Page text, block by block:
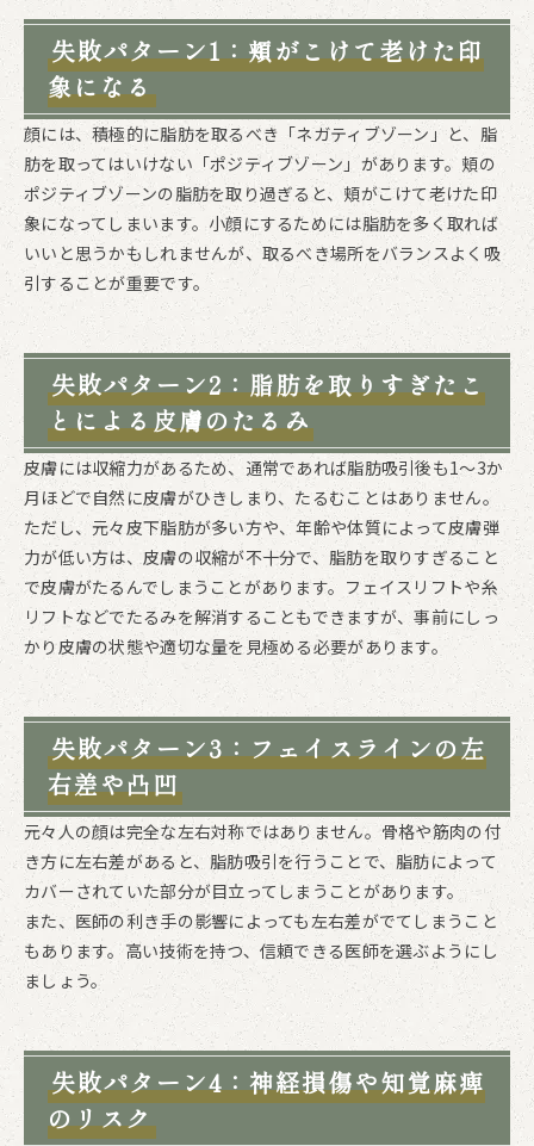
失敗パターン1：頬がこけて老けた印
象になる
顔には、積極的に脂肪を取るべき「ネガティブゾーン」と、脂
肪を取ってはいけない「ポジティブゾーン」があります。頬の
ポジティブゾーンの脂肪を取り過ぎると、頬がこけて老けた印
象になってしまいます。小顔にするためには脂肪を多く取れば
いいと思うかもしれませんが、取るべき場所をバランスよく吸
引することが重要です。
失敗パターン2：脂肪を取りすぎたこ
とによる皮膚のたるみ
皮膚には収縮力があるため、通常であれば脂肪吸引後も1～3か
月ほどで自然に皮膚がひきしまり、たるむことはありません。
ただし、元々皮下脂肪が多い方や、年齢や体質によって皮膚弾
力が低い方は、皮膚の収縮が不十分で、脂肪を取りすぎること
で皮膚がたるんでしまうことがあります。フェイスリフトや糸
リフトなどでたるみを解消することもできますが、事前にしっ
かり皮膚の状態や適切な量を見極める必要があります。
失敗パターン3：フェイスラインの左
右差や凸凹
元々人の顔は完全な左右対称ではありません。骨格や筋肉の付
き方に左右差があると、脂肪吸引を行うことで、脂肪によって
カバーされていた部分が目立ってしまうことがあります。
また、医師の利き手の影響によっても左右差がでてしまうこと
もあります。高い技術を持つ、信頼できる医師を選ぶようにし
ましょう。
失敗パターン4：神経損傷や知覚麻痺
のリスク